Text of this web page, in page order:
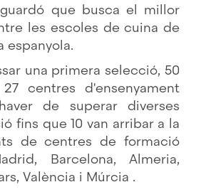
que busca el millor
les escoles de cuina de
espanyola.
una primera selecció, 50
centres d'ensenyament
de superar diverses
fins que 10 van arribar a la
de centres de formació
Barcelona, Almeria,
València i Múrcia .